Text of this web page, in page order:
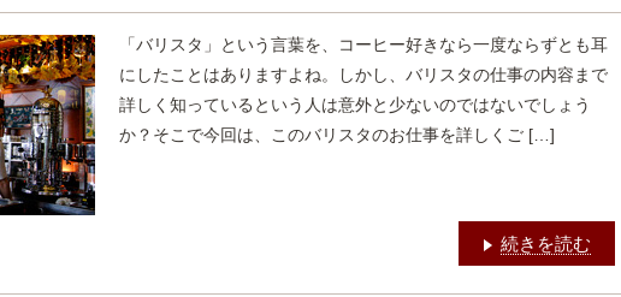
「バリスタ」という言葉を、コーヒー好きなら一度ならずとも耳
にしたことはありますよね。しかし、バリスタの仕事の内容まで
詳しく知っているという人は意外と少ないのではないでしょう
か？そこで今回は、このバリスタのお仕事を詳しくご […]
続きを読む